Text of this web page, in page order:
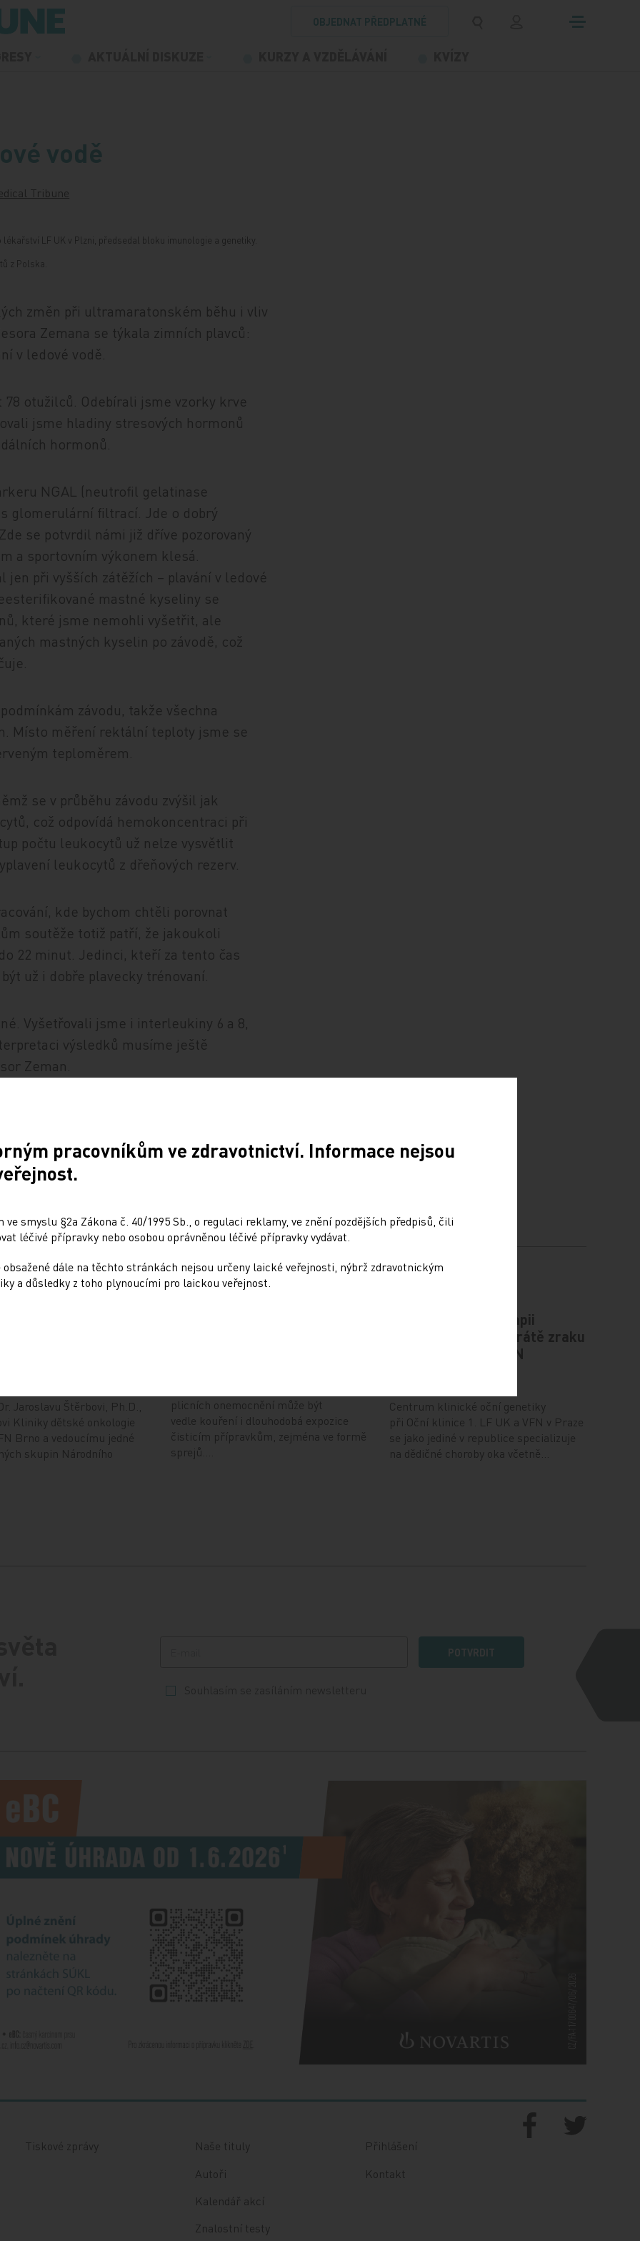
OBJEDNAT PŘEDPLATNÉ
vodě
Tribune
LF UK v Plzni, předsedal bloku imunologie a genetiky.
z Polska.
změn při ultramaratonském běhu i vliv
Zemana se týkala zimních plavců:
v ledové vodě.
otužilců. Odebírali jsme vzorky krve
jsme hladiny stresových hormonů
hormonů.
NGAL (neutrofil gelatinase
glomerulární filtrací. Jde o dobrý
se potvrdil námi již dříve pozorovaný
a sportovním výkonem klesá.
při vyšších zátěžích – plavání v ledové
mastné kyseliny se
které jsme nemohli vyšetřit, ale
mastných kyselin po závodě, což
závodu, takže všechna
Místo měření rektální teploty jsme se
teploměrem.
se v průběhu závodu zvýšil jak
což odpovídá hemokoncentraci při
počtu leukocytů už nelze vysvětlit
leukocytů z dřeňových rezerv.
kde bychom chtěli porovnat
soutěže totiž patří, že jakoukoli
22 minut. Jedinci, kteří za tento čas
už i dobře plavecky trénovaní.
Vyšetřovali jsme i interleukiny 6 a 8,
výsledků musíme ještě
Zeman.
Sdílejte článek
Doporučené
Jaroslavu Štěrbovi, Ph.D.,
Kliniky dětské onkologie
Brno a vedoucímu jedné
skupin Národního
plicních onemocnění může být
vedle kouření i dlouhodobá expozice
čisticím přípravkům, zejména ve formě
sprejů.…
Novou genovou terapii
zabraňující úplné ztrátě zraku
aplikovali lékaři VFN
Centrum klinické oční genetiky
při Oční klinice 1. LF UK a VFN v Praze
se jako jediné v republice specializuje
na dědičné choroby oka včetně…
POTVRDIT
Tiskové zprávy
Naše tituly
Autoři
Kalendář akcí
Znalostní testy
Přihlášení
Kontakt
pracovníkům ve zdravotnictví. Informace nejsou
smyslu §2a Zákona č. 40/1995 Sb., o regulaci reklamy, ve znění pozdějších předpisů, čili
léčivé přípravky nebo osobou oprávněnou léčivé přípravky vydávat.
dále na těchto stránkách nejsou určeny laické veřejnosti, nýbrž zdravotnickým
a důsledky z toho plynoucími pro laickou veřejnost.